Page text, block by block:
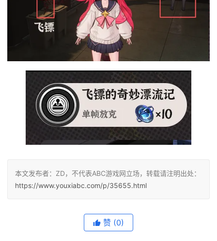
本文发布者：ZD，不代表ABC游戏网立场，转载请注明出处：
https://www.youxiabc.com/p/35655.html
赞 (0)